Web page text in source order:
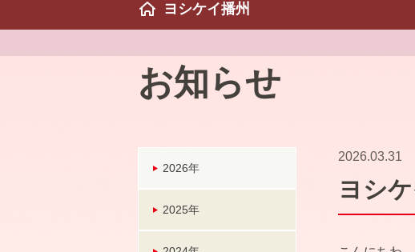
ヨシケイ播州
お知らせ
2026年
2025年
2026.03.31
ヨシ